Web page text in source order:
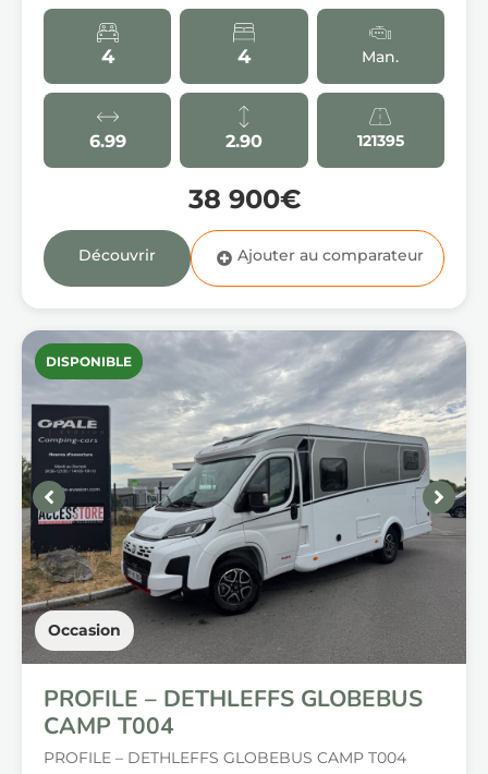
4 4 Man.
6.99 2.90 121395
38 900€
Découvrir
Occasion
DISPONIBLE
PROFILE – DETHLEFFS GLOBEBUS
CAMP T004
PROFILE – DETHLEFFS GLOBEBUS CAMP T004